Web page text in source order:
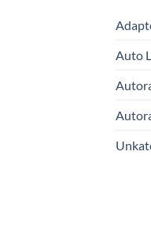
Auto